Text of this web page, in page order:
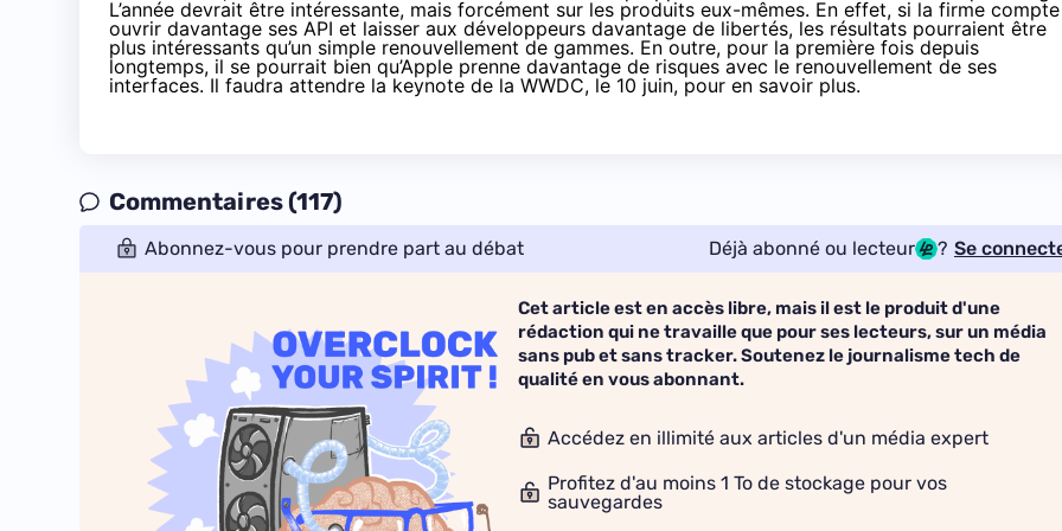
L’année devrait être intéressante, mais forcément sur les produits eux-mêmes. En effet, si la firme compte
ouvrir davantage ses API et laisser aux développeurs davantage de libertés, les résultats pourraient être
plus intéressants qu’un simple renouvellement de gammes. En outre, pour la première fois depuis
longtemps, il se pourrait bien qu’Apple prenne davantage de risques avec le renouvellement de ses
interfaces. Il faudra attendre la keynote de la WWDC, le 10 juin, pour en savoir plus.
Commentaires (117)
Abonnez-vous pour prendre part au débat Déjà abonné ou lecteur ? Se
Cet article est en accès libre, mais il est le produit d'une
rédaction qui ne travaille que pour ses lecteurs, sur un média
sans pub et sans tracker. Soutenez le journalisme tech de
qualité en vous abonnant.
Accédez en illimité aux articles d'un média expert
Profitez d'au moins 1 To de stockage pour vos
sauvegardes